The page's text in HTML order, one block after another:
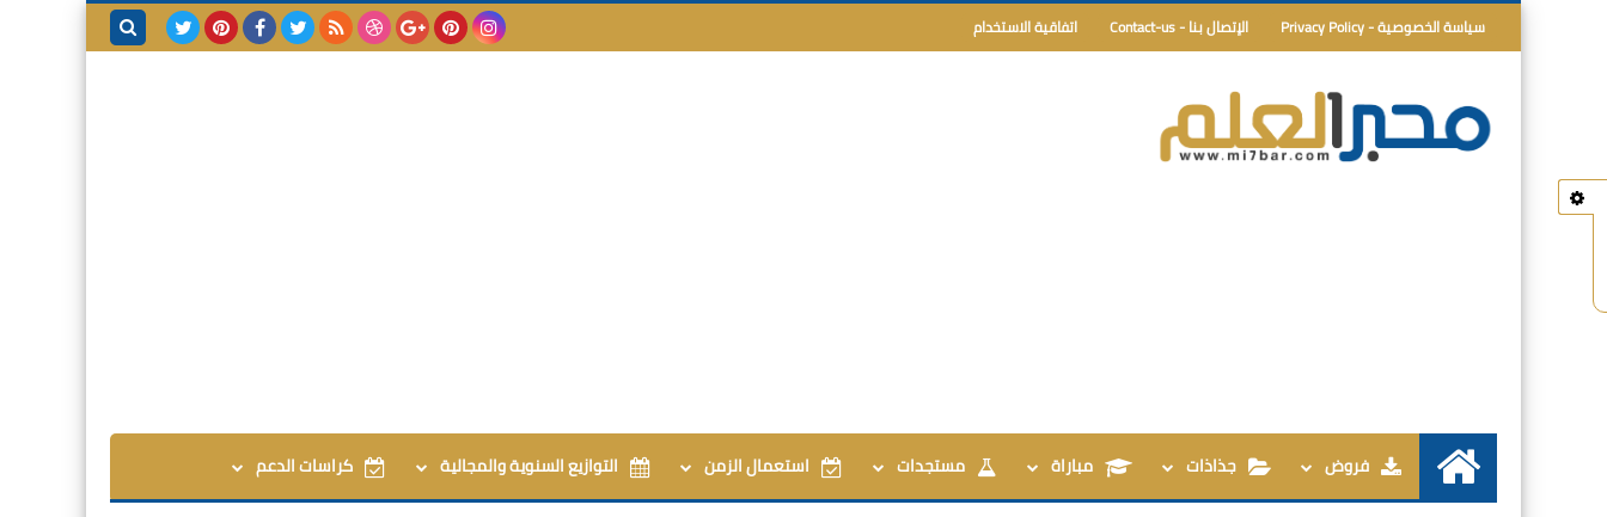
سياسة الخصوصية - Privacy Policy الإتصال بنا - Contact-us اتفاقية الاستخدام
الرئيسيةفروض جذاذات مباراة مستجدات استعمال الزمن التوازيع السنوية والمجالية كراسات الدعم